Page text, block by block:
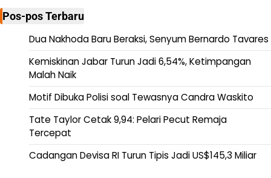
Pos-pos Terbaru
Dua Nakhoda Baru Beraksi, Senyum Bernardo Tavares
Kemiskinan Jabar Turun Jadi 6,54%, Ketimpangan
Malah Naik
Motif Dibuka Polisi soal Tewasnya Candra Waskito
Tate Taylor Cetak 9,94: Pelari Pecut Remaja
Tercepat
Cadangan Devisa RI Turun Tipis Jadi US$145,3 Miliar